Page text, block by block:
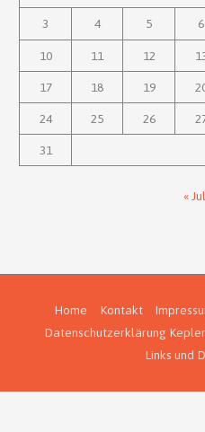
3 4 5 6
10 11 12
17 18 19
24 25 26
31
«
Home Kontakt
Datenschutzerklärung
Links und